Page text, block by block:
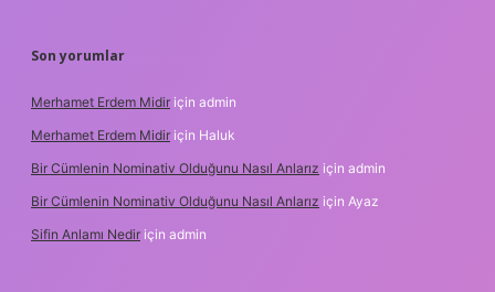
Son yorumlar
Merhamet Erdem Midir için admin
Merhamet Erdem Midir için Haluk
Bir Cümlenin Nominativ Olduğunu Nasıl Anlarız için admin
Bir Cümlenin Nominativ Olduğunu Nasıl Anlarız için Ayaz
Sifin Anlamı Nedir için admin